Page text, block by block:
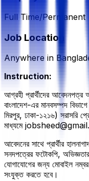
Full Time/Permanent
Job Location
Anywhere in
Instruction:
আগ্রহী প্রার্থীদের আবেদনপত্র
বাংলাদেশ-এর মানবসম্পদ
মিরপুর, ঢাকা-১২১৬) সরাসরি
মাধ্যমে
আবেদনের সাথে প্রার্থীর
সনদপত্রের ফটোকপি,
যোগাযোগের জন্য মোবাইল
সংযুক্ত করতে হবে।